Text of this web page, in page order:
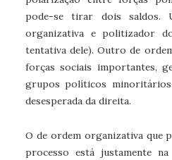
pode-se tirar dois saldos.
organizativa e politizador
tentativa dele). Outro de
forças sociais importantes,
grupos políticos minoritários
desesperada da direita.
O de ordem organizativa que
processo está justamente